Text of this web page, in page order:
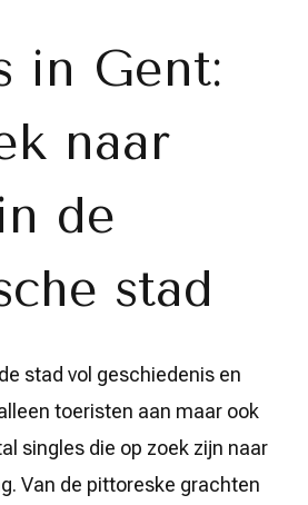
Zoek
naar
in Gent:
naar
de
stad
stad vol geschiedenis en
toeristen aan maar ook
singles die op zoek zijn naar
Van de pittoreske grachten